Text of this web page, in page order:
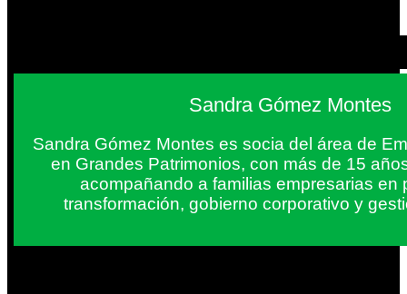
Sandra Gómez Montes
Sandra Gómez Montes es socia del área de
en Grandes Patrimonios, con más de 15
acompañando a familias empresarias en
transformación, gobierno corporativo y